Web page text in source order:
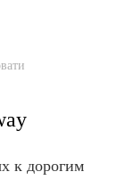
к дорогим